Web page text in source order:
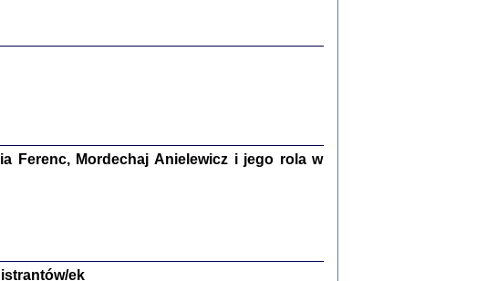
Warszawa 2017
Pisma Kopla i Mirki Piżyców o życiu w getcie i okupowanej
Warszawie
Ferenc, Mordechaj Anielewicz i jego rola w
ek